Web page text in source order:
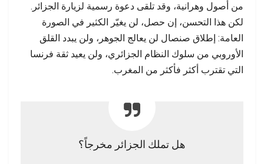
من أصول وهرانية، وقد تلقى دعوة رسمية لزيارة الجزائر.
لكن هذا التحسن، إن حصل، لن يغيّر الكثير في الصورة
العامة: إطلاق صنصال لن يعالج الجوهر، ولن يبدد القلق
الأوروبي من سلوك النظام الجزائري، ولن يعيد ثقة فرنسا
التي تقترب أكثر فأكثر من المغرب.
هل تملك الجزائر مخرجاً؟